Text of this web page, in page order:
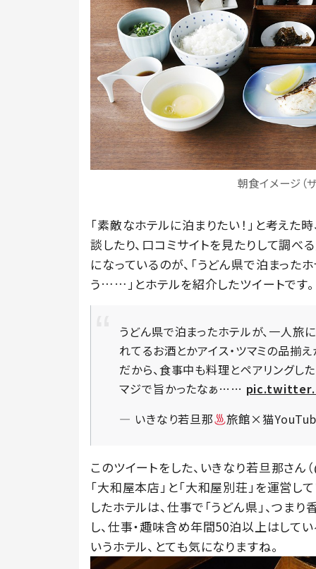
朝食イメージ（
「素敵なホテルに泊まりたい！」と考えた
談したり、口コミサイトを見たりして調
になっているのが、「うどん県で泊まった
う……」とホテルを紹介したツイートです。
うどん県で泊まったホテルが、一人
れてるお酒とかアイス・ツマミの品揃
だから、食事中も料理とペアリングし
マジで旨かったなぁ……
— いきなり若旦那
旅館×猫
このツイートをした、いきなり若旦那さ
「大和屋本店」と「大和屋別荘」を運営
したホテルは、仕事で「うどん県」、つ
し、仕事・趣味含め年間50泊以上はして
いうホテル、とても気になりますね。